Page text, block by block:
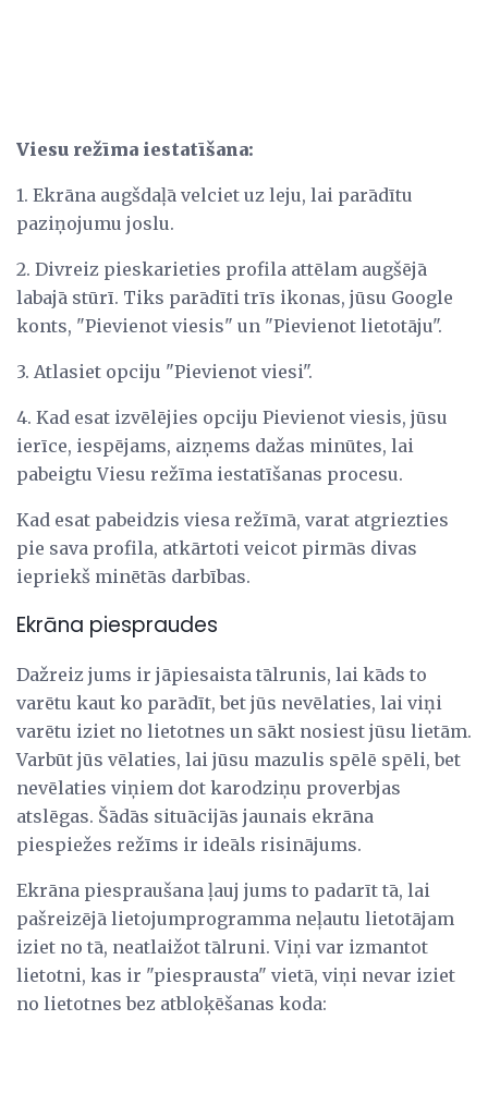
Viesu režīma iestatīšana:
1. Ekrāna augšdaļā velciet uz leju, lai parādītu
paziņojumu joslu.
2. Divreiz pieskarieties profila attēlam augšējā
labajā stūrī. Tiks parādīti trīs ikonas, jūsu Google
konts, "Pievienot viesis" un "Pievienot lietotāju".
3. Atlasiet opciju "Pievienot viesi".
4. Kad esat izvēlējies opciju Pievienot viesis, jūsu
ierīce, iespējams, aizņems dažas minūtes, lai
pabeigtu Viesu režīma iestatīšanas procesu.
Kad esat pabeidzis viesa režīmā, varat atgriezties
pie sava profila, atkārtoti veicot pirmās divas
iepriekš minētās darbības.
Ekrāna piespraudes
Dažreiz jums ir jāpiesaista tālrunis, lai kāds to
varētu kaut ko parādīt, bet jūs nevēlaties, lai viņi
varētu iziet no lietotnes un sākt nosiest jūsu lietām.
Varbūt jūs vēlaties, lai jūsu mazulis spēlē spēli, bet
nevēlaties viņiem dot karodziņu proverbjas
atslēgas. Šādās situācijās jaunais ekrāna
piespiežes režīms ir ideāls risinājums.
Ekrāna piespraušana ļauj jums to padarīt tā, lai
pašreizējā lietojumprogramma neļautu lietotājam
iziet no tā, neatlaižot tālruni. Viņi var izmantot
lietotni, kas ir "piesprausta" vietā, viņi nevar iziet
no lietotnes bez atbloķēšanas koda: